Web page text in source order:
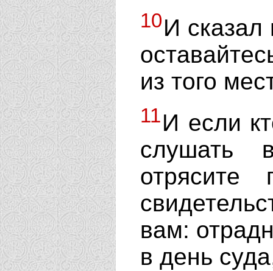
10И сказал
из того
11И если
слушать
вам:
в день